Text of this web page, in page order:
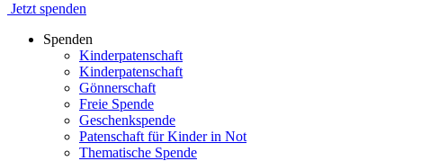
Jetzt spenden
Spenden
Kinderpatenschaft
Kinderpatenschaft
Gönnerschaft
Freie Spende
Geschenkspende
Patenschaft für Kinder in Not
Thematische Spende